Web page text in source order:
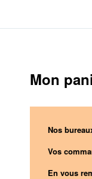
Mon
Nos
Vos
En vous